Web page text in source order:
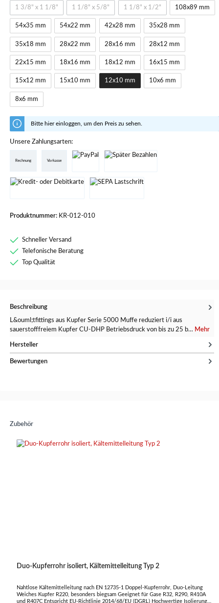
1 3/8" x 1 1/8" 1 1/8" x 5/8" 1 1/8" x 1/2" 108x89 mm
54x35 mm 54x22 mm 42x28 mm 35x28 mm
35x18 mm 28x22 mm 28x16 mm 28x12 mm
22x15 mm 18x16 mm 18x12 mm 16x15 mm
15x12 mm 15x10 mm 12x10 mm 10x6 mm
8x6 mm
Bitte hier einloggen, um den Preis zu sehen.
Unsere Zahlungsarten:
Rechnung Vorkasse
Produktnummer: KR-012-010
Schneller Versand
Telefonische Beratung
Top Qualität
Beschreibung
L&ouml;tfittings aus Kupfer Serie 5000 Muffe reduziert i/i aus
sauerstofffreiem Kupfer CU-DHP Betriebsdruck von bis zu 25 b… Mehr
Hersteller
Bewertungen
Zubehör
Duo-Kupferrohr isoliert, Kältemittelleitung Typ 2
Nahtlose Kältemittelleitung nach EN 12735-1 Doppel-Kupferrohr, Duo-Leitung
Weiches Kupfer R220, besonders biegsam Geeignet für Gase R32, R290, R410A
und R407C Entspricht EU-Richtlinie 2014/68/EU (DGRL) Hochwertige Isolierung 9